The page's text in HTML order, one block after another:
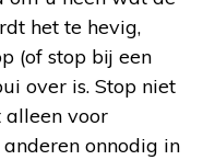
het te hevig,
(of stop bij een
over is. Stop niet
alleen voor
onnodig in